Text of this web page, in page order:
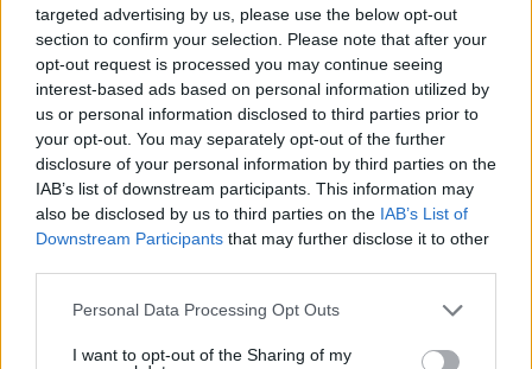
targeted advertising by us, please use the below opt-out
section to confirm your selection. Please note that after your
opt-out request is processed you may continue seeing
interest-based ads based on personal information utilized by
us or personal information disclosed to third parties prior to
your opt-out. You may separately opt-out of the further
disclosure of your personal information by third parties on the
IAB’s list of downstream participants. This information may
also be disclosed by us to third parties on the IAB’s List of
Downstream Participants that may further disclose it to other
Please note that this website/app uses one or more Google
not limited to your visit or usage behaviour. You may click to
Personal Data Processing Opt Outs
I want to opt-out of the Sharing of my